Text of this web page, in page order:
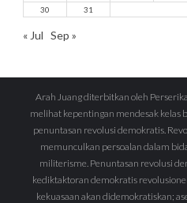
30
31
« Jul Sep »
Arah Juang diterbitkan oleh
melihat kepentingan mendesak kelas
penuntasan revolusi demokratis.
memunculkan persoalan dalam
militerisme. Penuntasan revolusi
kediktaktoran demokratis
kekuasaan akan didemokratiskan;